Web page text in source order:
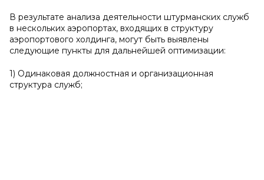
В результате анализа деятельности штурманских служб
в нескольких аэропортах, входящих в структуру
аэропортового холдинга, могут быть выявлены
следующие пункты для дальнейшей оптимизации:
1) Одинаковая должностная и организационная
структура служб;